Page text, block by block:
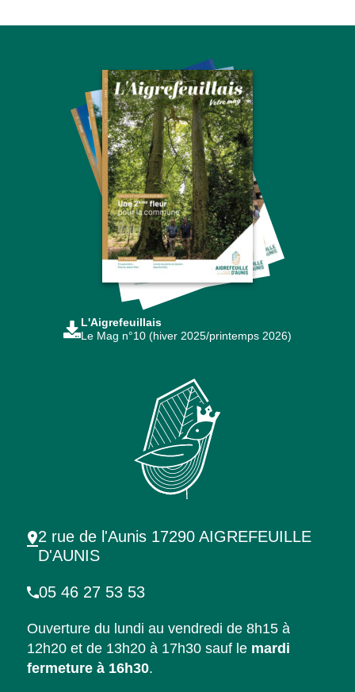
L'Aigrefeuillais
Le Mag n°10 (hiver 2025/printemps 2026)
2 rue de l'Aunis 17290 AIGREFEUILLE
D'AUNIS
05 46 27 53 53
Ouverture du lundi au vendredi de 8h15 à
12h20 et de 13h20 à 17h30 sauf le mardi
fermeture à 16h30.